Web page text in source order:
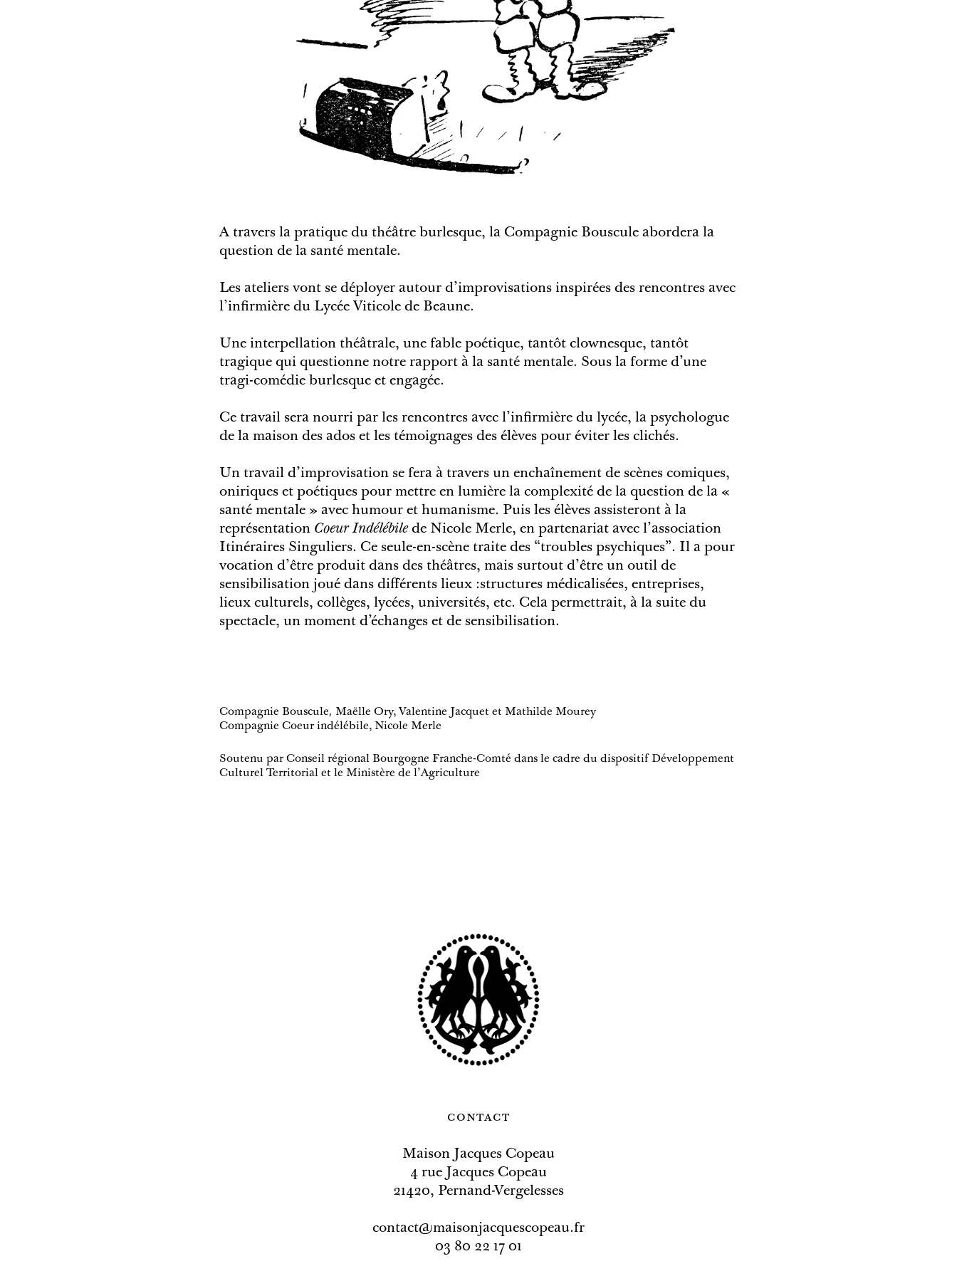
A travers la pratique du théâtre burlesque, la Compagnie Bouscule abordera la
question de la santé mentale.
Les ateliers vont se déployer autour d’improvisations inspirées des rencontres avec
l’infirmière du Lycée Viticole de Beaune.
Une interpellation théâtrale, une fable poétique, tantôt clownesque, tantôt
tragique qui questionne notre rapport à la santé mentale. Sous la forme d’une
tragi-comédie burlesque et engagée.
Ce travail sera nourri par les rencontres avec l’infirmière du lycée, la psychologue
de la maison des ados et les témoignages des élèves pour éviter les clichés.
Un travail d’improvisation se fera à travers un enchaînement de scènes comiques,
oniriques et poétiques pour mettre en lumière la complexité de la question de la «
santé mentale » avec humour et humanisme. Puis les élèves assisteront à la
représentation Coeur Indélébilede Nicole Merle, en partenariat avec l'association
Itinéraires Singuliers. Ce seule-en-scène traite des “troubles psychiques”. Il a pour
vocation d’être produit dans des théâtres, mais surtout d’être un outil de
sensibilisation joué dans différents lieux :structures médicalisées, entreprises,
lieux culturels, collèges, lycées, universités, etc. Cela permettrait, à la suite du
spectacle, un moment d’échanges et de sensibilisation.
Compagnie Bouscule, Maëlle Ory, Valentine Jacquet et Mathilde Mourey
Compagnie Coeur indélébile, Nicole Merle
Soutenu par Conseil régional Bourgogne Franche-Comté dans le cadre du dispositif Développement
Culturel Territorial et le Ministère de l'Agriculture
contact
Maison Jacques Copeau
4 rue Jacques Copeau
21420, Pernand-Vergelesses
contact@maisonjacquescopeau.fr
03 80 22 17 01